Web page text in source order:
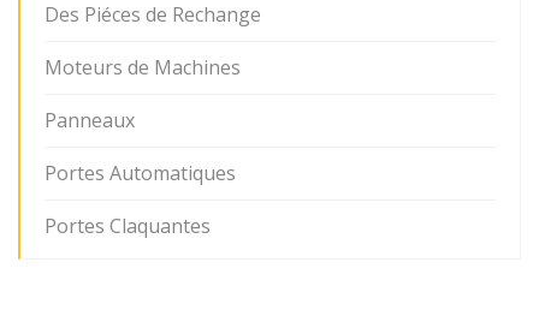
Des Piéces de Rechange
Moteurs de Machines
Panneaux
Portes Automatiques
Portes Claquantes